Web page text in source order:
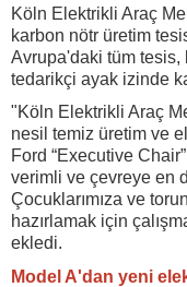
Köln Elektrikli Araç
karbon nötr üretim
Avrupa'daki tüm tesis,
tedarikçi ayak izinde
"Köln Elektrikli Araç
nesil temiz üretim ve
Ford “Executive
verimli ve çevreye en
Çocuklarımıza ve
hazırlamak için
ekledi.
Model A'dan yeni